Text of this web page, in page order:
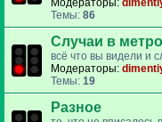
Модераторы:
Темы: 86
Случаи в метро
всё что вы видели и
Модераторы:
Темы: 19
Разное